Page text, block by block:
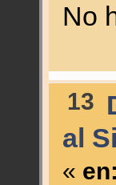
No
13
al
« en: